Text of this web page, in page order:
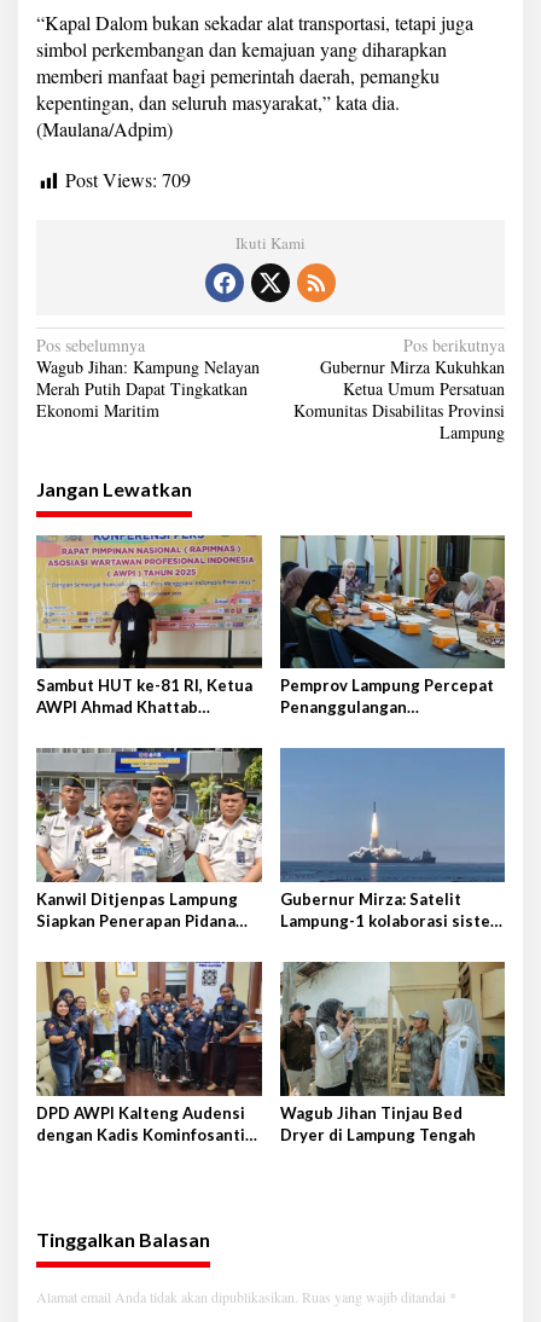
“Kapal Dalom bukan sekadar alat transportasi, tetapi juga
simbol perkembangan dan kemajuan yang diharapkan
memberi manfaat bagi pemerintah daerah, pemangku
kepentingan, dan seluruh masyarakat,” kata dia.
(Maulana/Adpim)
Post Views: 709
Ikuti Kami
N
a
v
g
a
s
i
p
o
s
Pos sebelumnya
Wagub Jihan: Kampung Nelayan
Merah Putih Dapat Tingkatkan
Ekonomi Maritim
Pos berikutnya
Gubernur Mirza Kukuhkan
Ketua Umum Persatuan
Komunitas Disabilitas Provinsi
Lampung
Jangan Lewatkan
Sambut HUT ke-81 RI, Ketua
AWPI Ahmad Khattab
Penguatan Tupoksi Pers
Pemprov Lampung Percepat
Penanggulangan
Kanwil Ditjenpas Lampung
Siapkan Penerapan Pidana
Gubernur Mirza: Satelit
Lampung-1 kolaborasi sister
DPD AWPI Kalteng Audensi
dengan Kadis Kominfosantik
Wagub Jihan Tinjau Bed
Dryer di Lampung Tengah
Tinggalkan Balasan
Alamat email Anda tidak akan dipublikasikan. Ruas yang wajib ditandai *